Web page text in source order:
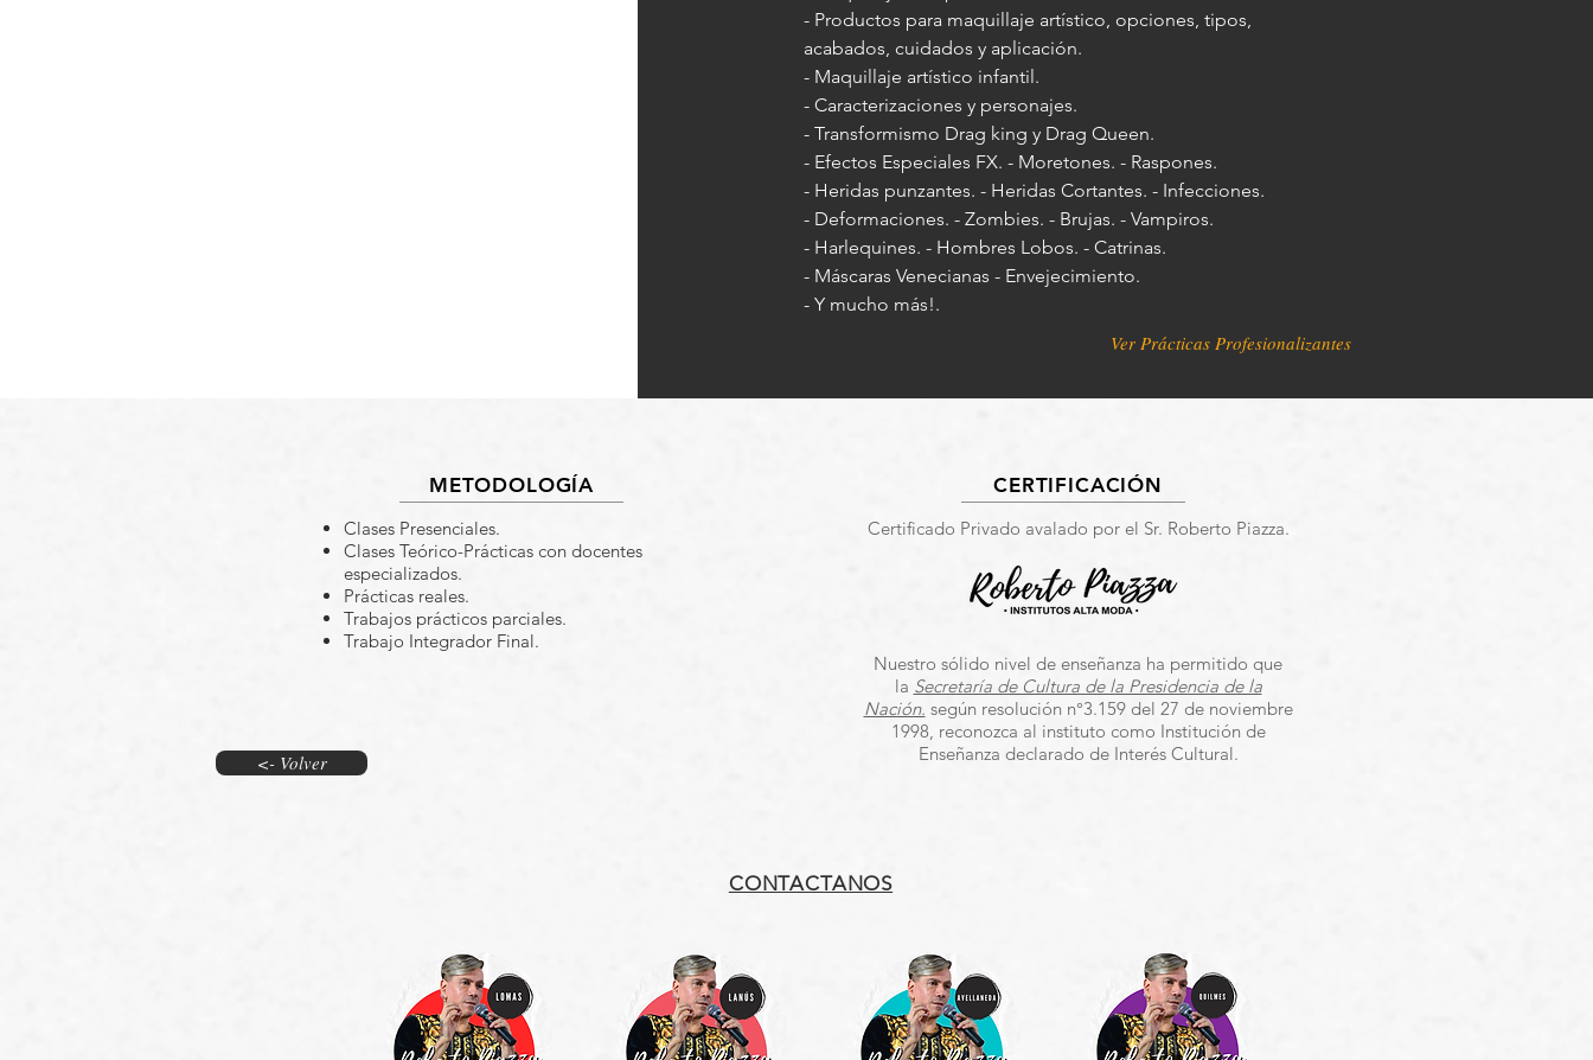
- Productos para maquillaje artístico, opciones, tipos,
acabados, cuidados y aplicación.
- Maquillaje artístico infantil.
- Caracterizaciones y personajes.
- Transformismo Drag king y Drag Queen.
- Efectos Especiales FX. - Moretones. - Raspones.
- Heridas punzantes. - Heridas Cortantes. - Infecciones.
- Deformaciones. - Zombies. - Brujas. - Vampiros.
- Harlequines. - Hombres Lobos. - Catrinas.
- Máscaras Venecianas - Envejecimiento.
- Y mucho más!.
Ver Prácticas Profesionalizantes
METODOLOGÍA
Clases Presenciales.
Clases Teórico-Prácticas con docentes
especializados.
Prácticas reales.
Trabajos prácticos parciales.
Trabajo Integrador Final.
<- Volver
CERTIFICACIÓN
Certificado Privado avalado por el Sr. Roberto Piazza.
Nuestro sólido nivel de enseñanza ha permitido que
la Secretaría de Cultura de la Presidencia de la
Nación. según resolución n°3.159 del 27 de noviembre
1998, reconozca al instituto como Institución de
Enseñanza declarado de Interés Cultural.
CONTACTANOS